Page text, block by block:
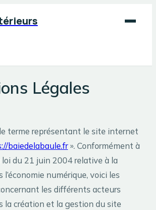
Légales
terme représentant le site internet
baiedelabaule.fr». Conformément à
loi du 21 juin 2004 relative à la
l’économie numérique, voici les
les différents acteurs
la création et la gestion du site